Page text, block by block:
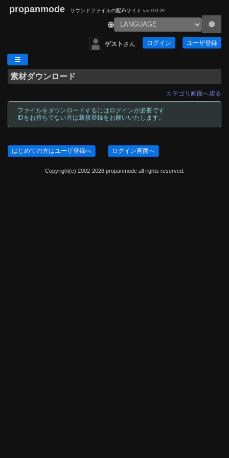
propanmode サウンドファイルの配布サイト ver 0.0.29
ゲスト さん ログイン ユーザ登録
素材ダウンロード
カテゴリ画面へ戻る
ファイルをダウンロードするにはログインが必要です
IDをお持ちでない方は新規登録をお願いいたします。
はじめての方はユーザ登録へ ログイン画面へ
Copyright(c) 2002-2026 propanmode all rights reserved.